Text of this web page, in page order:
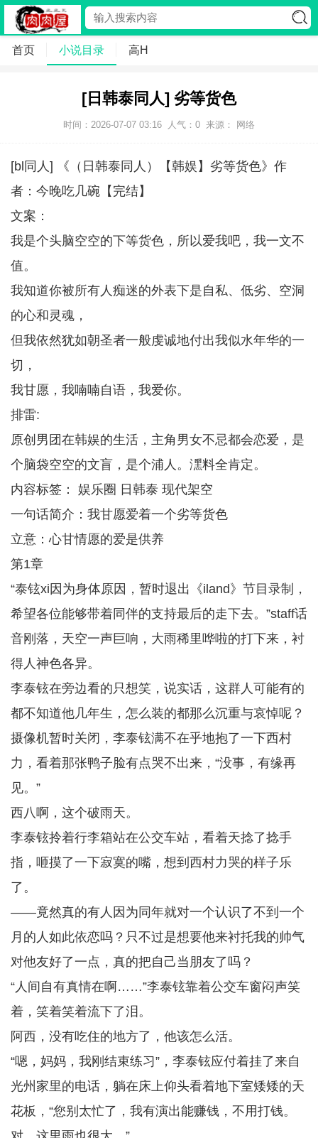
首页 小说目录 高H
[日韩泰同人] 劣等货色
时间：2026-07-07 03:16 人气： 0 来源： 网络
[bl同人] 《（日韩泰同人）【韩娱】劣等货色》作
者：今晚吃几碗【完结】
文案：
我是个头脑空空的下等货色，所以爱我吧，我一文不
值。
我知道你被所有人痴迷的外表下是自私、低劣、空洞
的心和灵魂，
但我依然犹如朝圣者一般虔诚地付出我似水年华的一
切，
我甘愿，我喃喃自语，我爱你。
排雷:
原创男团在韩娱的生活，主角男女不忌都会恋爱，是
个脑袋空空的文盲，是个浦人。潶料全肯定。
内容标签： 娱乐圈 日韩泰 现代架空
一句话简介：我甘愿爱着一个劣等货色
立意：心甘情愿的爱是供养
第1章
“泰铉xi因为身体原因，暂时退出《iland》节目录制，
希望各位能够带着同伴的支持最后的走下去。”staff话
音刚落，天空一声巨响，大雨稀里哗啦的打下来，衬
得人神色各异。
李泰铉在旁边看的只想笑，说实话，这群人可能有的
都不知道他几年生，怎么装的都那么沉重与哀悼呢？
摄像机暂时关闭，李泰铉满不在乎地抱了一下西村
力，看着那张鸭子脸有点哭不出来，“没事，有缘再
见。”
西八啊，这个破雨天。
李泰铉拎着行李箱站在公交车站，看着天捻了捻手
指，咂摸了一下寂寞的嘴，想到西村力哭的样子乐
了。
——竟然真的有人因为同年就对一个认识了不到一个
月的人如此依恋吗？只不过是想要他来衬托我的帅气
对他友好了一点，真的把自己当朋友了吗？
“人间自有真情在啊……”李泰铉靠着公交车窗闷声笑
着，笑着笑着流下了泪。
阿西，没有吃住的地方了，他该怎么活。
“嗯，妈妈，我刚结束练习”，李泰铉应付着挂了来自
光州家里的电话，躺在床上仰头看着地下室矮矮的天
花板，“您别太忙了，我有演出能赚钱，不用打钱。